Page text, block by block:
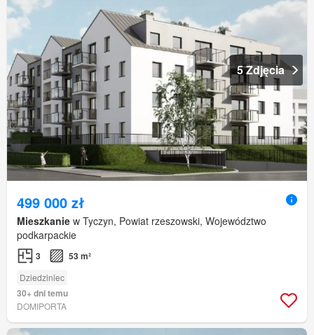
5 Zdjęcia
499 000 zł
Mieszkanie w Tyczyn, Powiat rzeszowski, Województwo
podkarpackie
3 53 m²
Dziedziniec
30+ dni temu
DOMIPORTA